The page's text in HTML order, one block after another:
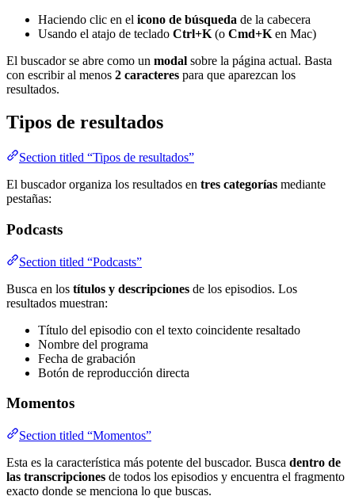
Haciendo clic en el icono de búsqueda de la cabecera
Usando el atajo de teclado Ctrl+K (o Cmd+K en Mac)
El buscador se abre como un modal sobre la página actual. Basta
con escribir al menos 2 caracteres para que aparezcan los
resultados.
Tipos de resultados
Section titled “Tipos de resultados”
El buscador organiza los resultados en tres categorías mediante
pestañas:
Podcasts
Section titled “Podcasts”
Busca en los títulos y descripciones de los episodios. Los
resultados muestran:
Título del episodio con el texto coincidente resaltado
Nombre del programa
Fecha de grabación
Botón de reproducción directa
Momentos
Section titled “Momentos”
Esta es la característica más potente del buscador. Busca dentro de
las transcripciones de todos los episodios y encuentra el fragmento
exacto donde se menciona lo que buscas.